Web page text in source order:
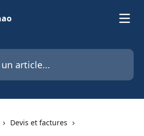
Devis et factures